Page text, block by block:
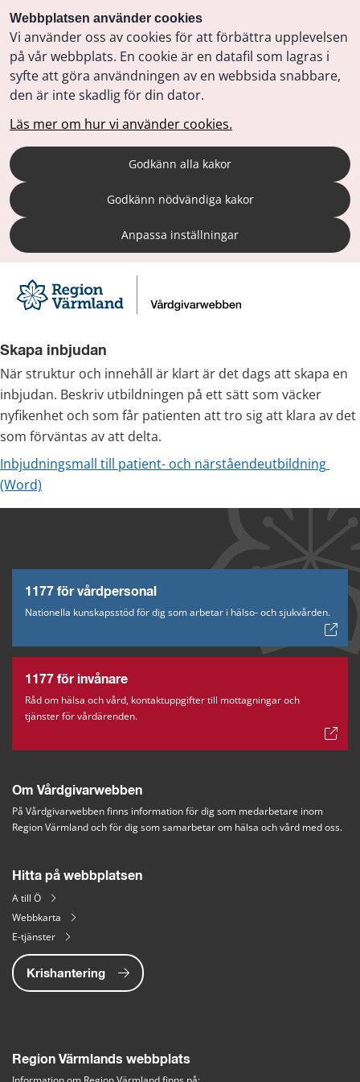
Webbplatsen använder cookies
Vi använder oss av cookies för att förbättra upplevelsen
på vår webbplats. En cookie är en datafil som lagras i
syfte att göra användningen av en webbsida snabbare,
den är inte skadlig för din dator.
Läs mer om hur vi använder cookies.
Godkänn alla kakor
Godkänn nödvändiga kakor
Anpassa inställningar
Skapa inbjudan
När struktur och innehåll är klart är det dags att skapa en
inbjudan. Beskriv utbildningen på ett sätt som väcker
nyfikenhet och som får patienten att tro sig att klara av det
som förväntas av att delta.
Inbjudningsmall till patient- och närståendeutbildning
(Word)
1177 för vårdpersonal
Nationella kunskapsstöd för dig som arbetar i hälso- och sjukvården.
1177 för invånare
Råd om hälsa och vård, kontaktuppgifter till mottagningar och
tjänster för vårdärenden.
Om Vårdgivarwebben
På Vårdgivarwebben finns information för dig som medarbetare inom
Region Värmland och för dig som samarbetar om hälsa och vård med oss.
Hitta på webbplatsen
A till Ö
Webbkarta
E-tjänster
Krishantering
Region Värmlands webbplats